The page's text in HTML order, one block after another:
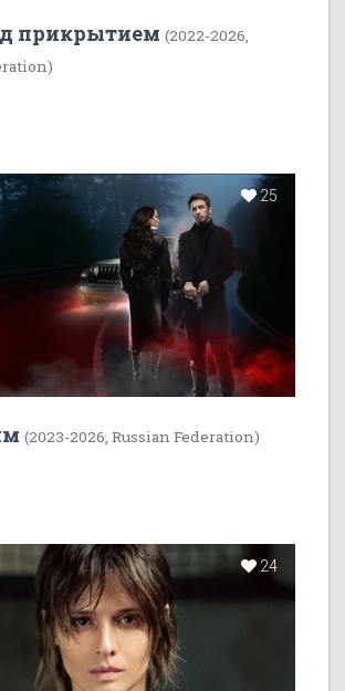
прикрытием (2022-2026,
25
(2023-2026, Russian Federation)
24